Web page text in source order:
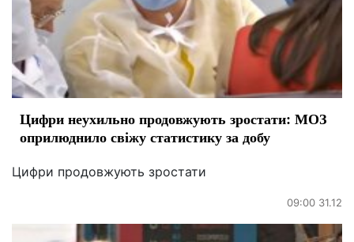
Цифри неухильно продовжують зростати: МОЗ
оприлюднило свіжу статистику за добу
Цифри продовжують зростати
09:00 31.12